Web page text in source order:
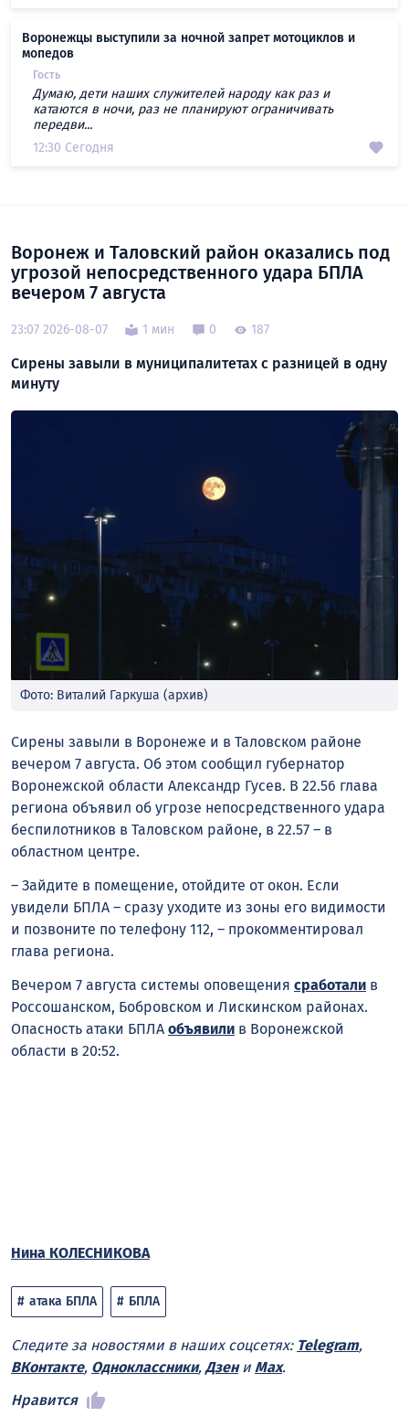
Воронежцы выступили за ночной запрет мотоциклов и
мопедов
Гость
Думаю, дети наших служителей народу как раз и
катаются в ночи, раз не планируют ограничивать
передви...
12:30 Сегодня
Воронеж и Таловский район оказались под
угрозой непосредственного удара БПЛА
вечером 7 августа
23:07 2026-08-07 1 мин 0 187
Сирены завыли в муниципалитетах с разницей в одну
минуту
Фото: Виталий Гаркуша (архив)
Сирены завыли в Воронеже и в Таловском районе
вечером 7 августа. Об этом сообщил губернатор
Воронежской области Александр Гусев. В 22.56 глава
региона объявил об угрозе непосредственного удара
беспилотников в Таловском районе, в 22.57 – в
областном центре.
– Зайдите в помещение, отойдите от окон. Если
увидели БПЛА – сразу уходите из зоны его видимости
и позвоните по телефону 112, – прокомментировал
глава региона.
Вечером 7 августа системы оповещения сработали в
Россошанском, Бобровском и Лискинском районах.
Опасность атаки БПЛА объявили в Воронежской
области в 20:52.
Нина КОЛЕСНИКОВА
атака БПЛА БПЛА
Следите за новостями в наших соцсетях: Telegram,
ВКонтакте, Одноклассники, Дзени Max.
Нравится